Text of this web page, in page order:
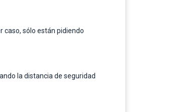
caso, sólo están pidiendo
la distancia de seguridad